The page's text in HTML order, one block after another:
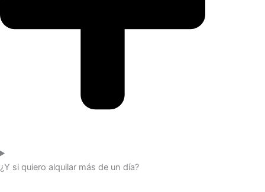
¿Y si quiero alquilar más de un día?